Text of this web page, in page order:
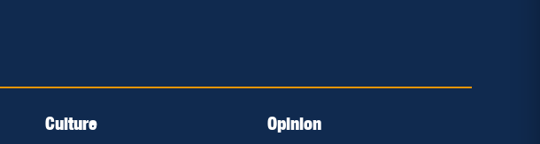
Culture Opinion